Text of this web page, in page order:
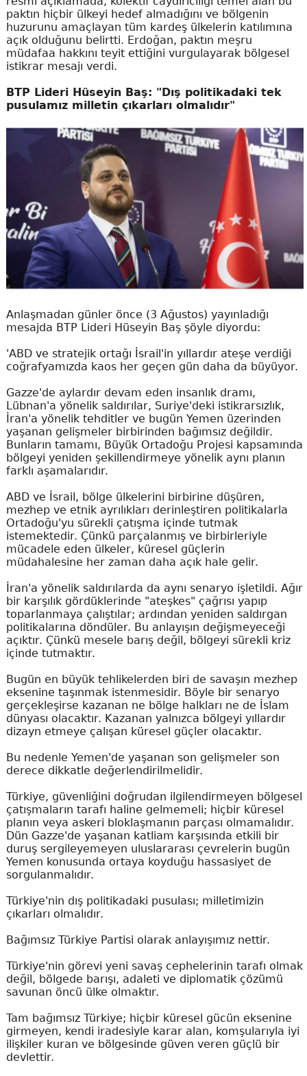
paktın hiçbir ülkeyi hedef almadığını ve bölgenin
huzurunu amaçlayan tüm kardeş ülkelerin katılımına
açık olduğunu belirtti. Erdoğan, paktın meşru
müdafaa hakkını teyit ettiğini vurgulayarak bölgesel
istikrar mesajı verdi.
BTP Lideri Hüseyin Baş: "Dış politikadaki tek
pusulamız milletin çıkarları olmalıdır"
Anlaşmadan günler önce (3 Ağustos) yayınladığı
mesajda BTP Lideri Hüseyin Baş şöyle diyordu:
'ABD ve stratejik ortağı İsrail'in yıllardır ateşe verdiği
coğrafyamızda kaos her geçen gün daha da büyüyor.
Gazze'de aylardır devam eden insanlık dramı,
Lübnan'a yönelik saldırılar, Suriye'deki istikrarsızlık,
İran'a yönelik tehditler ve bugün Yemen üzerinden
yaşanan gelişmeler birbirinden bağımsız değildir.
Bunların tamamı, Büyük Ortadoğu Projesi kapsamında
bölgeyi yeniden şekillendirmeye yönelik aynı planın
farklı aşamalarıdır.
ABD ve İsrail, bölge ülkelerini birbirine düşüren,
mezhep ve etnik ayrılıkları derinleştiren politikalarla
Ortadoğu'yu sürekli çatışma içinde tutmak
istemektedir. Çünkü parçalanmış ve birbirleriyle
mücadele eden ülkeler, küresel güçlerin
müdahalesine her zaman daha açık hale gelir.
İran'a yönelik saldırılarda da aynı senaryo işletildi. Ağır
bir karşılık gördüklerinde "ateşkes" çağrısı yapıp
toparlanmaya çalıştılar; ardından yeniden saldırgan
politikalarına döndüler. Bu anlayışın değişmeyeceği
açıktır. Çünkü mesele barış değil, bölgeyi sürekli kriz
içinde tutmaktır.
Bugün en büyük tehlikelerden biri de savaşın mezhep
eksenine taşınmak istenmesidir. Böyle bir senaryo
gerçekleşirse kazanan ne bölge halkları ne de İslam
dünyası olacaktır. Kazanan yalnızca bölgeyi yıllardır
dizayn etmeye çalışan küresel güçler olacaktır.
Bu nedenle Yemen'de yaşanan son gelişmeler son
derece dikkatle değerlendirilmelidir.
Türkiye, güvenliğini doğrudan ilgilendirmeyen bölgesel
çatışmaların tarafı haline gelmemeli; hiçbir küresel
planın veya askeri bloklaşmanın parçası olmamalıdır.
Dün Gazze'de yaşanan katliam karşısında etkili bir
duruş sergileyemeyen uluslararası çevrelerin bugün
Yemen konusunda ortaya koyduğu hassasiyet de
sorgulanmalıdır.
Türkiye'nin dış politikadaki pusulası; milletimizin
çıkarları olmalıdır.
Bağımsız Türkiye Partisi olarak anlayışımız nettir.
Türkiye'nin görevi yeni savaş cephelerinin tarafı olmak
değil, bölgede barışı, adaleti ve diplomatik çözümü
savunan öncü ülke olmaktır.
Tam bağımsız Türkiye; hiçbir küresel gücün eksenine
girmeyen, kendi iradesiyle karar alan, komşularıyla iyi
ilişkiler kuran ve bölgesinde güven veren güçlü bir
devlettir.